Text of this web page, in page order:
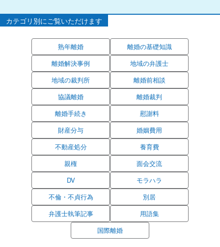
カテゴリ別にご覧いただけます
熟年離婚
離婚の基礎知識
離婚解決事例
地域の弁護士
地域の裁判所
離婚前相談
協議離婚
離婚裁判
離婚手続き
慰謝料
財産分与
婚姻費用
不動産処分
養育費
親権
面会交流
DV
モラハラ
不倫・不貞行為
別居
弁護士執筆記事
用語集
国際離婚